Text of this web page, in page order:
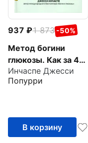
937 1 873 -50%
Метод богини
глюкозы. Как за 4
недели избавиться
от тяги к еде,
Инчаспе Джесси
Попурри
В корзину